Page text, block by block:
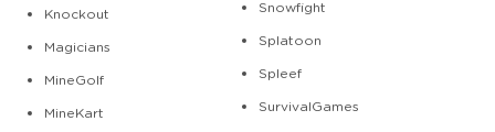
Knockout
Magicians
MineGolf
MineKart
Snowfight
Splatoon
Spleef
SurvivalGames